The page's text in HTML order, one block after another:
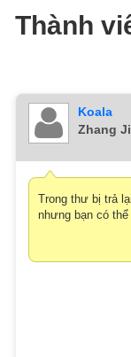
Thành
Koala
Zhang
Trong thư bị trả
nhưng bạn có